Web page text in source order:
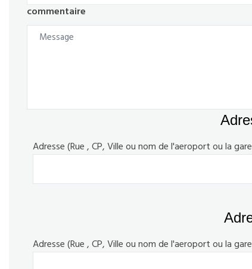
commentaire
Adresse (Rue , CP, Ville ou nom de l'aeroport ou la
Adresse (Rue , CP, Ville ou nom de l'aeroport ou la